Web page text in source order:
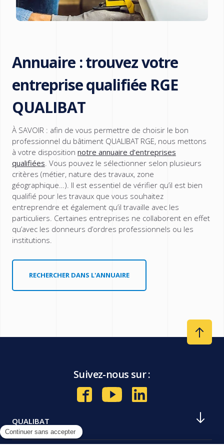
Annuaire : trouvez votre
entreprise qualifiée RGE
QUALIBAT
À SAVOIR : afin de vous permettre de choisir le bon
professionnel du bâtiment QUALIBAT RGE, nous mettons
à votre disposition notre annuaire d’entreprises
qualifiées. Vous pouvez le sélectionner selon plusieurs
critères (métier, nature des travaux, zone
géographique…). Il est essentiel de vérifier qu’il est bien
qualifié pour les travaux que vous souhaitez
entreprendre et également qu’il travaille avec les
particuliers. Certaines entreprises ne collaborent en effet
qu’avec les donneurs d’ordres professionnels ou les
institutions.
RECHERCHER DANS L'ANNUAIRE
QUALIBAT
Notre histoire
Suivez-nous sur :